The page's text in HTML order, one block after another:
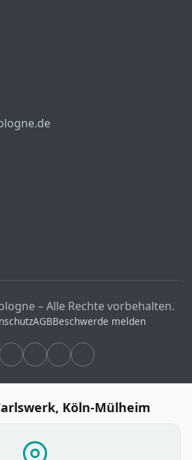
– Alle Rechte vorbehalten.
AGBBeschwerde melden
Köln-Mülheim